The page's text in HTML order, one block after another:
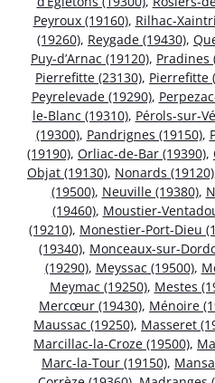
Peyroux (19160), Rilhac-
(19260), Reygade (19430),
Puy-d’Arnac (19120), Pradines
Pierrefitte (23130), Pierrefitte
Peyrelevade (19290),
le-Blanc (19310), Pérols-sur-
(19300), Pandrignes (19150),
(19190), Orliac-de-Bar (19390),
Objat (19130), Nonards (19120)
(19500), Neuville (19380),
(19460), Moustier-
(19210), Monestier-Port-Dieu
(19340), Monceaux-sur-
(19290), Meyssac (19500),
Meymac (19250), Mestes
Mercœur (19430), Ménoire
Maussac (19250), Masseret
Marcillac-la-Croze (19500),
Marc-la-Tour (19150),